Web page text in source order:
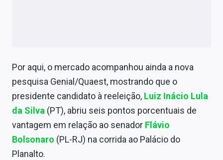
Conteúdo de Marca
Sobre
Expediente
Contato
Por aqui, o mercado acompanhou ainda a nova
pesquisa Genial/Quaest, mostrando que o
presidente candidato à reeleição, Luiz Inácio Lula
da Silva (PT), abriu seis pontos porcentuais de
vantagem em relação ao senador Flávio
Bolsonaro (PL-RJ) na corrida ao Palácio do
Planalto.